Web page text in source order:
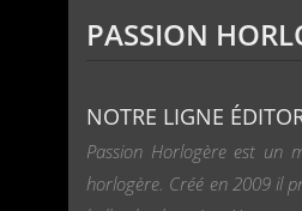
PASSION
NOTRE LIGNE
Passion Horlogère est un
horlogère. Créé en 2009 il